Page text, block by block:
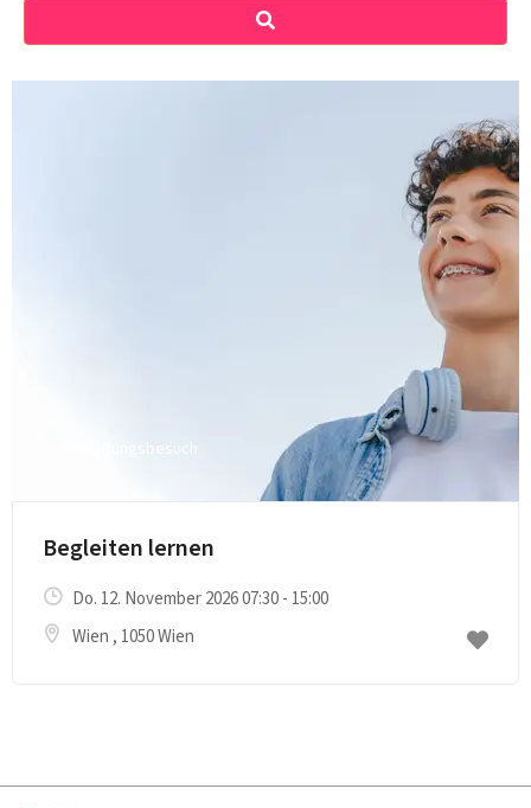
Einrichtungsbesuch
Begleiten lernen
Do. 12. November 2026 07:30 - 15:00
Wien , 1050 Wien